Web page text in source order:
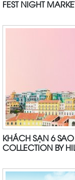
FEST NIGHT
KHÁCH SẠN 6
COLLECTION BY